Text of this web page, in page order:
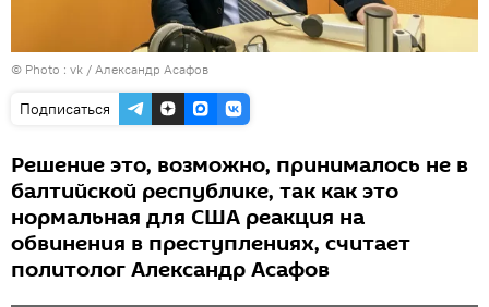
© Photo : vk / Александр Асафов
Подписаться
Решение это, возможно, принималось не в
балтийской республике, так как это
нормальная для США реакция на
обвинения в преступлениях, считает
политолог Александр Асафов